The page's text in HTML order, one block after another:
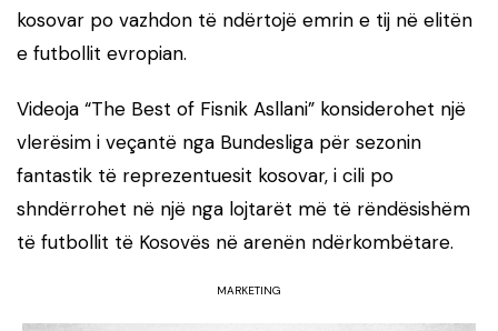
kosovar po vazhdon të ndërtojë emrin e tij në elitën
e futbollit evropian.
Videoja “The Best of Fisnik Asllani” konsiderohet një
vlerësim i veçantë nga Bundesliga për sezonin
fantastik të reprezentuesit kosovar, i cili po
shndërrohet në një nga lojtarët më të rëndësishëm
të futbollit të Kosovës në arenën ndërkombëtare.
MARKETING